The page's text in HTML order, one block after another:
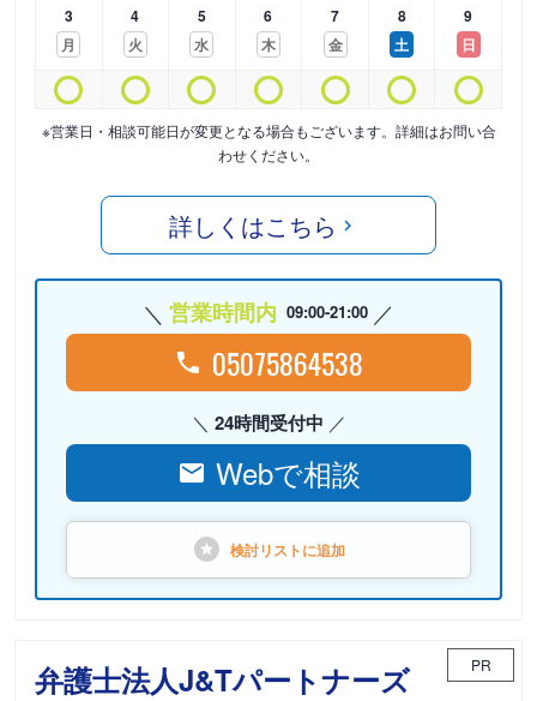
3
月
4
火
5
水
6
木
7
金
8
土
9
日
※営業日・相談可能日が変更となる場合もございます。詳細はお問い合
わせください。
詳しくはこちら
営業時間内 09:00-21:00
05075864538
24時間受付中
Webで相談
検討リストに追加
弁護士法人J&Tパートナーズ PR